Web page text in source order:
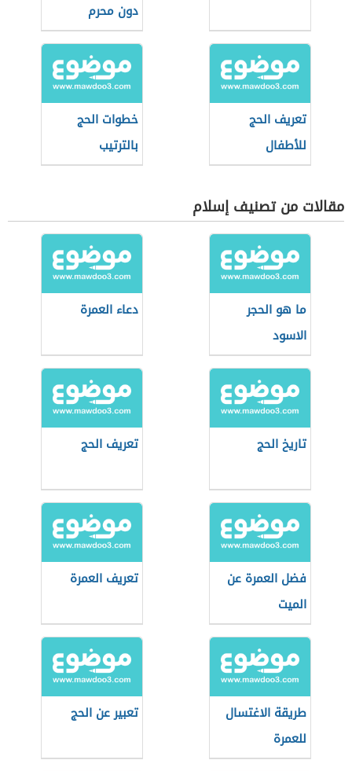
دون محرم
تعريف الحج
للأطفال
خطوات الحج
بالترتيب
مقالات من تصنيف إسلام
ما هو الحجر
الاسود
دعاء العمرة
تاريخ الحج تعريف الحج
فضل العمرة عن
الميت
تعريف العمرة
طريقة الاغتسال
للعمرة
تعبير عن الحج